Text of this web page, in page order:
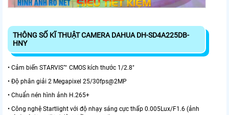
THÔNG SỐ KĨ THUẬT CAMERA DAHUA DH-SD4A225DB-
HNY
• Cảm biến STARVIS™ CMOS kích thước 1/2.8"
• Độ phân giải 2 Megapixel 25/30fps@2MP
• Chuẩn nén hình ảnh H.265+
• Công nghệ Startlight với độ nhạy sáng cực thấp 0.005Lux/F1.6 (ảnh